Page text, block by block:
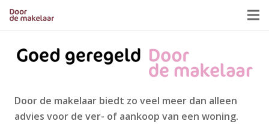
Door de makelaar biedt zo veel meer dan alleen
advies voor de ver- of aankoop van een woning.